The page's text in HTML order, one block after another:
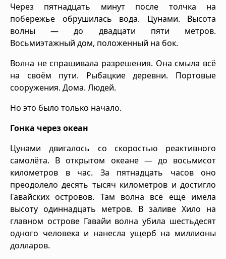
Через пятнадцать минут после толчка на
побережье обрушилась вода. Цунами. Высота
волны — до двадцати пяти метров.
Восьмиэтажный дом, положенный на бок.
Волна не спрашивала разрешения. Она смыла всё
на своём пути. Рыбацкие деревни. Портовые
сооружения. Дома. Людей.
Но это было только начало.
Гонка через океан
Цунами двигалось со скоростью реактивного
самолёта. В открытом океане — до восьмисот
километров в час. За пятнадцать часов оно
преодолело десять тысяч километров и достигло
Гавайских островов. Там волна всё ещё имела
высоту одиннадцать метров. В заливе Хило на
главном острове Гавайи волна убила шестьдесят
одного человека и нанесла ущерб на миллионы
долларов.